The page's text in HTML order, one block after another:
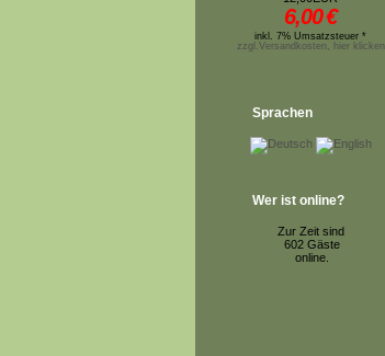
6,00€
inkl. 7% Umsatzsteuer *
zzgl.Versandkosten, hier klicken
Sprachen
Wer ist online?
Zur Zeit sind
602 Gäste
online.